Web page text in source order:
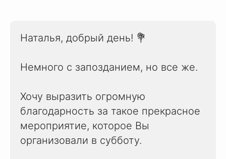
Наталья, добрый день! 💐
Немного с запозданием, но все же.
Хочу выразить огромную
благодарность за такое прекрасное
мероприятие, которое Вы
организовали в субботу.